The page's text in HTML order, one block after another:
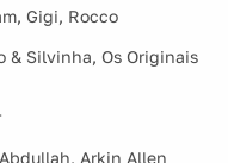
Gigi, Rocco
& Silvinha, Os Originais
Arkin Allen